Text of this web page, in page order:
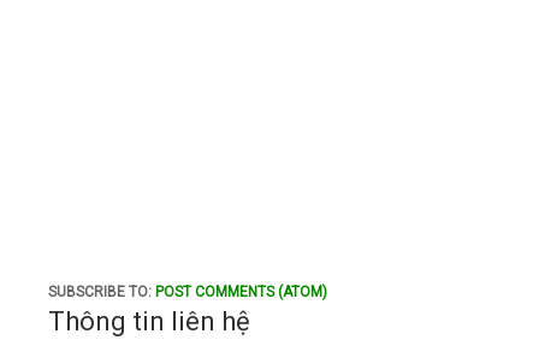
SUBSCRIBE TO: POST COMMENTS (ATOM)
Thông tin liên hệ